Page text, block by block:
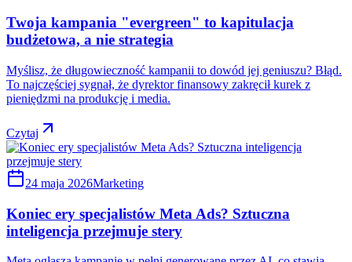
Twoja kampania "evergreen" to kapitulacja
budżetowa, a nie strategia
Myślisz, że długowieczność kampanii to dowód jej geniuszu? Błąd.
To najczęściej sygnał, że dyrektor finansowy zakręcił kurek z
pieniędzmi na produkcję i media.
Czytaj
24 maja 2026Marketing
Koniec ery specjalistów Meta Ads? Sztuczna
inteligencja przejmuje stery